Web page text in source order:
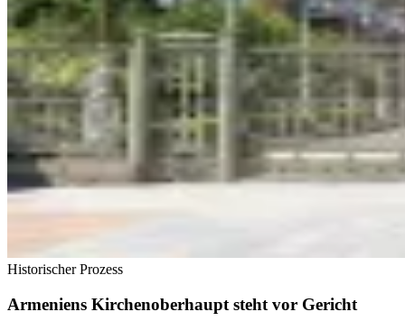
Historischer Prozess
Armeniens Kirchenoberhaupt steht vor Gericht